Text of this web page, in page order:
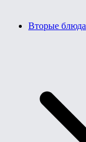
Вторые блюда